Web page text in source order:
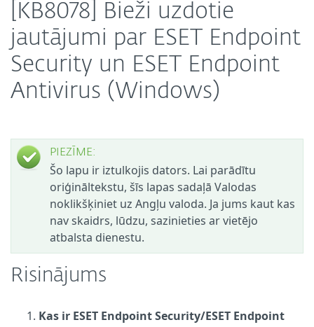
[KB8078] Bieži uzdotie
jautājumi par ESET Endpoint
Security un ESET Endpoint
Antivirus (Windows)
PIEZĪME:
Šo lapu ir iztulkojis dators. Lai parādītu
oriģināltekstu, šīs lapas sadaļā Valodas
noklikšķiniet uz Angļu valoda. Ja jums kaut kas
nav skaidrs, lūdzu, sazinieties ar vietējo
atbalsta dienestu.
Risinājums
Kas ir ESET Endpoint Security/ESET Endpoint